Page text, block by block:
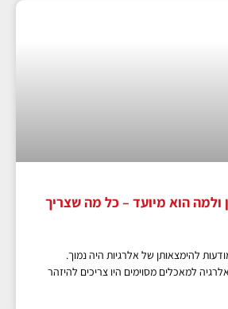
ולמה הוא מיועד – כל מה שצריך
להימצאותן של אלרגיות היה נמוך.
למאכלים מסוימים היו צריכים להיזהר